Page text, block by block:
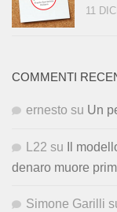
11
COMMENTI
ernesto su Un
L22 su
Il
denaro muore
Simone Garilli